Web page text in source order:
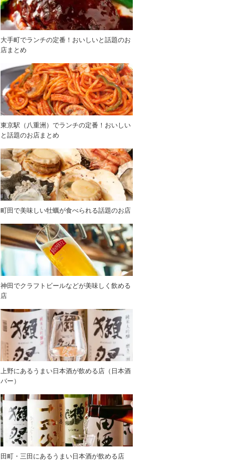
大手町でランチの定番！おいしいと話題のお
店まとめ
東京駅（八重洲）でランチの定番！おいしい
と話題のお店まとめ
町田で美味しい牡蠣が食べられる話題のお店
神田でクラフトビールなどが美味しく飲める
店
上野にあるうまい日本酒が飲める店（日本酒
バー）
田町・三田にあるうまい日本酒が飲める店